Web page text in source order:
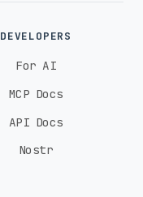
DEVELOPERS
For AI
MCP Docs
API Docs
Nostr